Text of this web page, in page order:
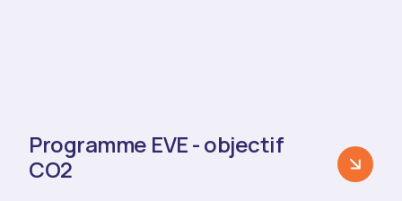
Programme EVE - objectif
CO2